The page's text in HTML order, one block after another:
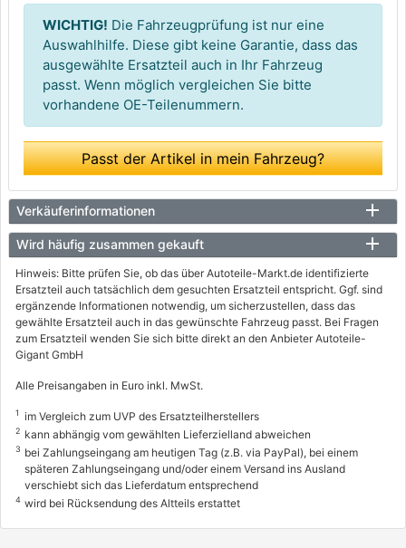
WICHTIG! Die Fahrzeugprüfung ist nur eine
Auswahlhilfe. Diese gibt keine Garantie, dass das
ausgewählte Ersatzteil auch in Ihr Fahrzeug
passt. Wenn möglich vergleichen Sie bitte
vorhandene OE-Teilenummern.
Passt der Artikel in mein Fahrzeug?
Verkäuferinformationen
Wird häufig zusammen gekauft
Hinweis: Bitte prüfen Sie, ob das über Autoteile-Markt.de identifizierte
Ersatzteil auch tatsächlich dem gesuchten Ersatzteil entspricht. Ggf. sind
ergänzende Informationen notwendig, um sicherzustellen, dass das
gewählte Ersatzteil auch in das gewünschte Fahrzeug passt. Bei Fragen
zum Ersatzteil wenden Sie sich bitte direkt an den Anbieter Autoteile-
Gigant GmbH
Alle Preisangaben in Euro inkl. MwSt.
1 im Vergleich zum UVP des Ersatzteilherstellers
2 kann abhängig vom gewählten Lieferzielland abweichen
3 bei Zahlungseingang am heutigen Tag (z.B. via PayPal), bei einem
späteren Zahlungseingang und/oder einem Versand ins Ausland
verschiebt sich das Lieferdatum entsprechend
4 wird bei Rücksendung des Altteils erstattet